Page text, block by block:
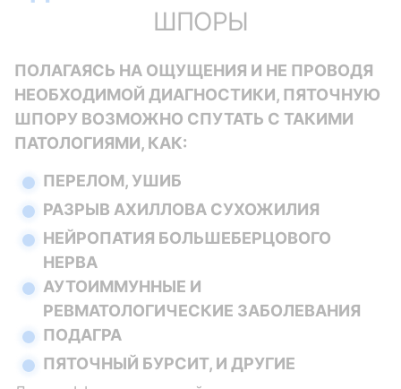
ШПОРЫ
ПОЛАГАЯСЬ НА ОЩУЩЕНИЯ И НЕ ПРОВОДЯ
НЕОБХОДИМОЙ ДИАГНОСТИКИ, ПЯТОЧНУЮ
ШПОРУ ВОЗМОЖНО СПУТАТЬ С ТАКИМИ
ПАТОЛОГИЯМИ, КАК:
ПЕРЕЛОМ, УШИБ
РАЗРЫВ АХИЛЛОВА СУХОЖИЛИЯ
НЕЙРОПАТИЯ БОЛЬШЕБЕРЦОВОГО
НЕРВА
АУТОИММУННЫЕ И
РЕВМАТОЛОГИЧЕСКИЕ ЗАБОЛЕВАНИЯ
ПОДАГРА
ПЯТОЧНЫЙ БУРСИТ, И ДРУГИЕ